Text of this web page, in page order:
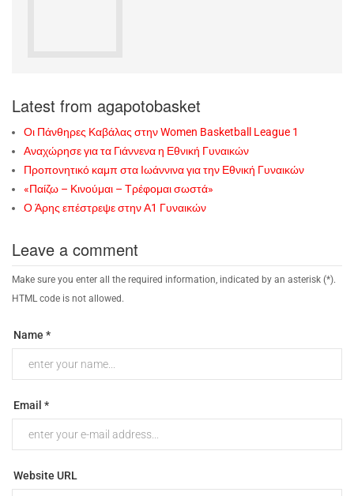
Latest from agapotobasket
Οι Πάνθηρες Καβάλας στην Women Basketball League 1
Αναχώρησε για τα Γιάννενα η Εθνική Γυναικών
Προπονητικό καμπ στα Ιωάννινα για την Εθνική Γυναικών
«Παίζω – Κινούμαι – Τρέφομαι σωστά»
Ο Άρης επέστρεψε στην Α1 Γυναικών
Leave a comment
Make sure you enter all the required information, indicated by an asterisk (*).
HTML code is not allowed.
Name *
Email *
Website URL